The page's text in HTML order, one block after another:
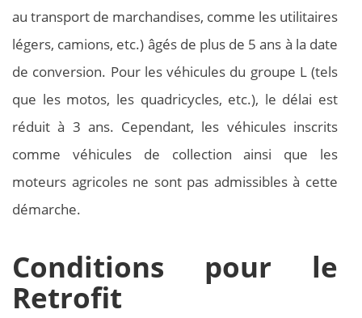
au transport de marchandises, comme les utilitaires
légers, camions, etc.) âgés de plus de 5 ans à la date
de conversion. Pour les véhicules du groupe L (tels
que les motos, les quadricycles, etc.), le délai est
réduit à 3 ans. Cependant, les véhicules inscrits
comme véhicules de collection ainsi que les
moteurs agricoles ne sont pas admissibles à cette
démarche.
Conditions pour le
Retrofit